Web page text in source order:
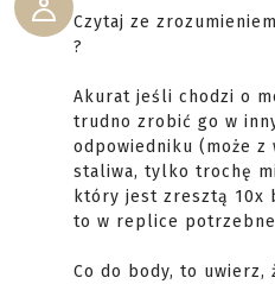
Czytaj ze
?
Akurat jeśli chodzi o
trudno zrobić go w
odpowiedniku (może z
staliwa, tylko trochę
który jest zresztą 10x
to w replice
Co do body, to uwierz,